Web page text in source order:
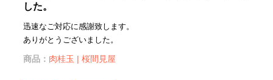
した。
迅速なご対応に感謝致します。
ありがとうございました。
商品： 肉桂玉 | 桜間見屋